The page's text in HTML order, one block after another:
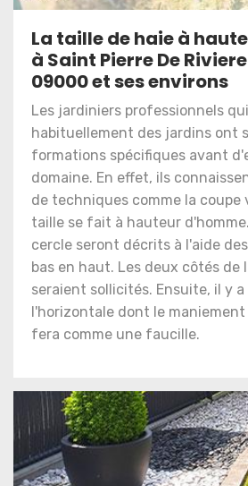
La taille de haie à
à Saint Pierre De
09000 et ses environs
Les jardiniers professionnels
habituellement des jardins ont
formations spécifiques avant
domaine. En effet, ils
de techniques comme la coupe
taille se fait à hauteur
cercle seront décrits à l'aide
bas en haut. Les deux côtés de
seraient sollicités. Ensuite, il y a
l'horizontale dont le maniement
fera comme une faucille.